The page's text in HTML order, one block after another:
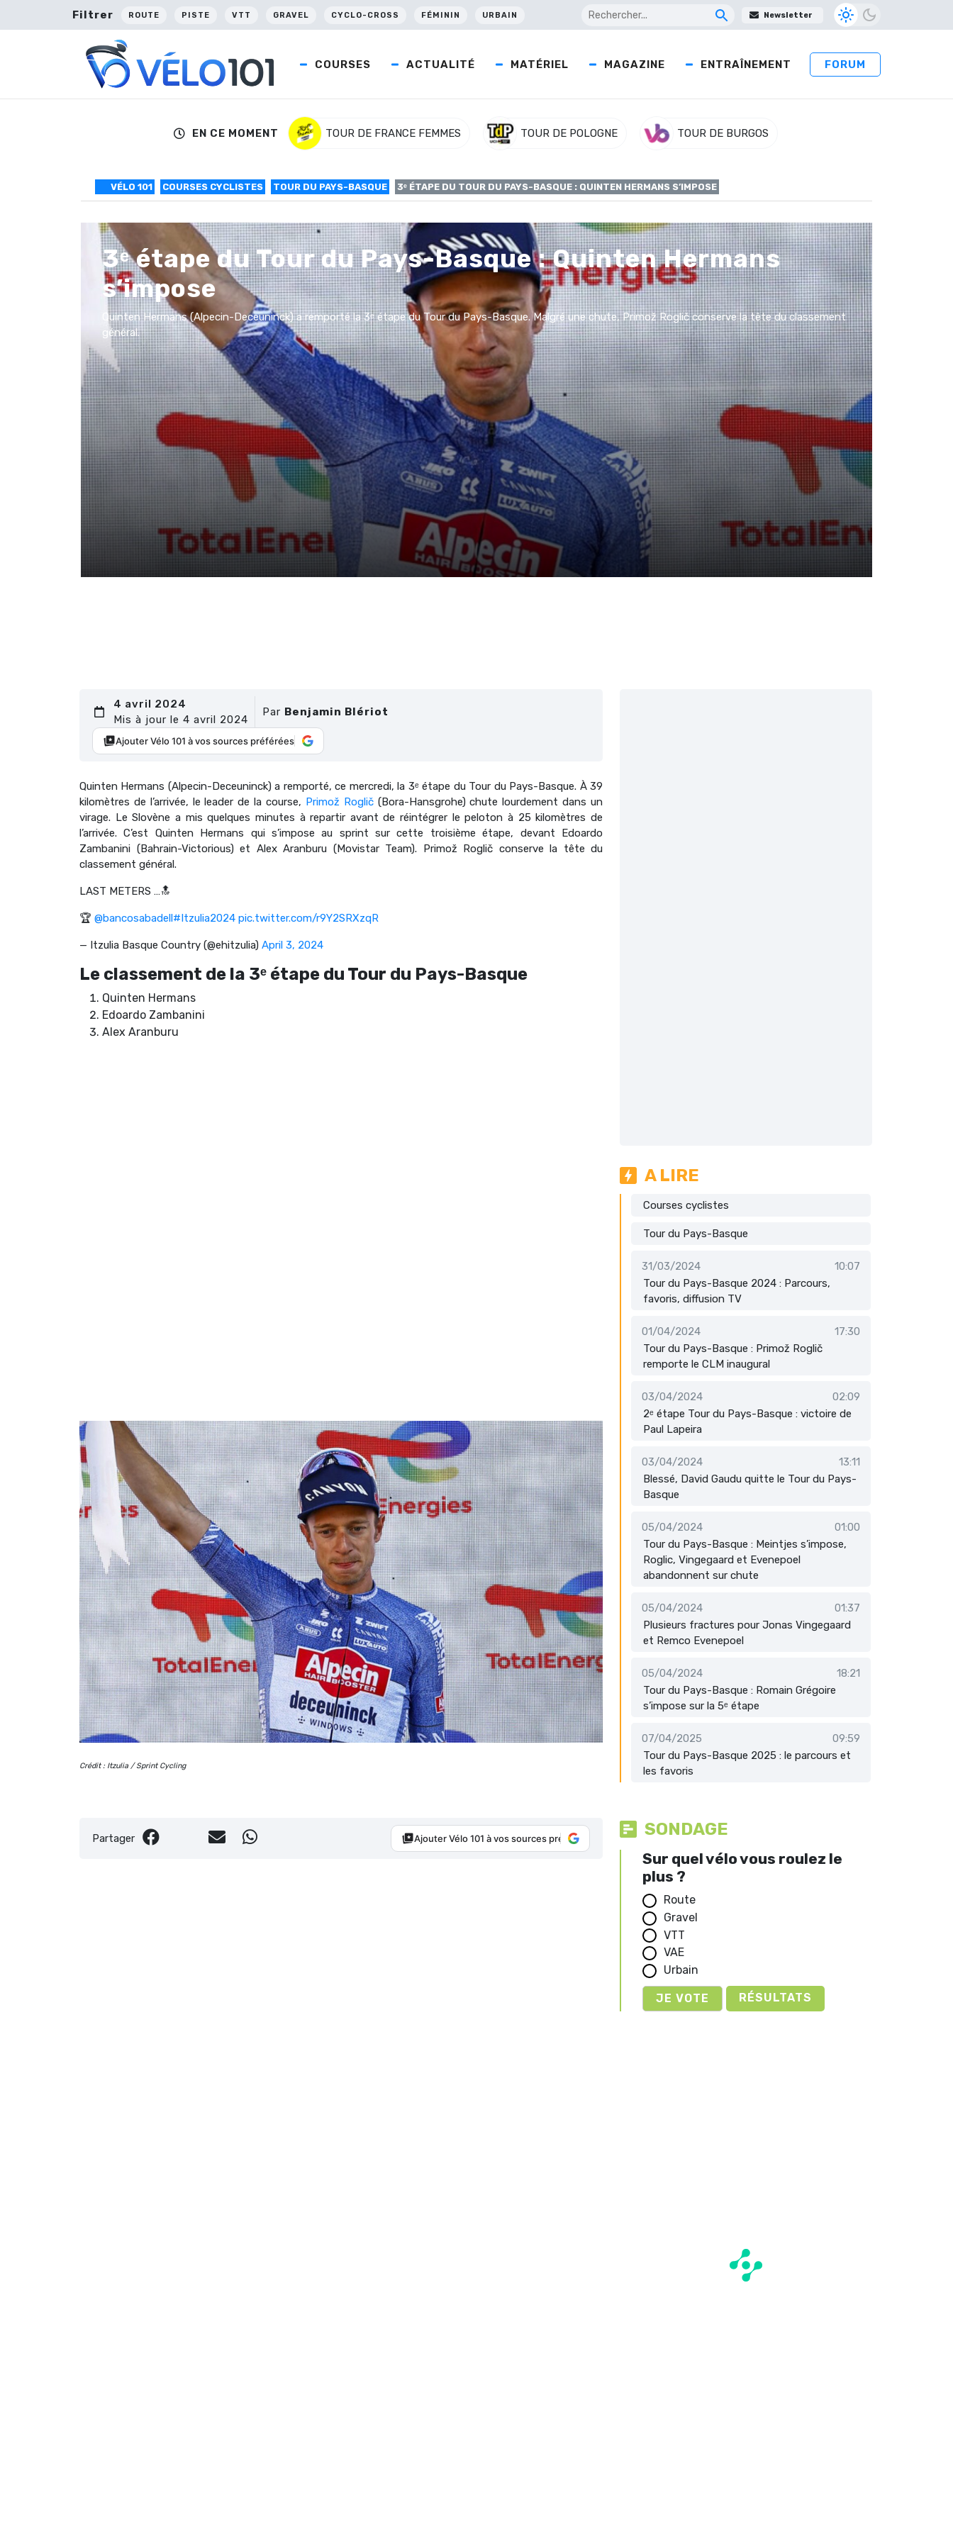
Filtrer ROUTE PISTE VTT GRAVEL CYCLO-CROSS FÉMININ URBAIN Newsletter
COURSES ACTUALITÉ MATÉRIEL MAGAZINE ENTRAÎNEMENT FORUM
EN CE MOMENT TOUR DE FRANCE FEMMES TOUR DE POLOGNE TOUR DE BURGOS
VÉLO 101 COURSES CYCLISTES TOUR DU PAYS-BASQUE 3ᵉ ÉTAPE DU TOUR DU PAYS-BASQUE : QUINTEN HERMANS S’IMPOSE
3ᵉ étape du Tour du Pays-Basque : Quinten Hermans
s’impose
Quinten Hermans (Alpecin-Deceuninck) a remporté la 3ᵉ étape du Tour du Pays-Basque. Malgré une chute, Primož Roglič conserve la tête du classement
général.
4 avril 2024
Mis à jour le 4 avril 2024
Par Benjamin Blériot
Ajouter Vélo 101 à vos sources préférées
Quinten Hermans (Alpecin-Deceuninck) a remporté, ce mercredi, la 3ᵉ étape du Tour du Pays-Basque. À 39
kilomètres de l’arrivée, le leader de la course, Primož Roglič(Bora-Hansgrohe) chute lourdement dans un
virage. Le Slovène a mis quelques minutes à repartir avant de réintégrer le peloton à 25 kilomètres de
l’arrivée. C’est Quinten Hermans qui s’impose au sprint sur cette troisième étape, devant Edoardo
Zambanini (Bahrain-Victorious) et Alex Aranburu (Movistar Team). Primož Roglič conserve la tête du
classement général.
LAST METERS …🔝
🏆 @bancosabadell #Itzulia2024 pic.twitter.com/r9Y2SRXzqR
— Itzulia Basque Country (@ehitzulia) April 3, 2024
Le classement de la 3ᵉ étape du Tour du Pays-Basque
Quinten Hermans
Edoardo Zambanini
Alex Aranburu
Crédit : Itzulia / Sprint Cycling
Partager Ajouter Vélo 101 à vos sources préférées
A LIRE
Courses cyclistes
Tour du Pays-Basque
31/03/2024
10:07
Tour du Pays-Basque 2024 : Parcours,
favoris, diffusion TV
01/04/2024
17:30
Tour du Pays-Basque : Primož Roglič
remporte le CLM inaugural
03/04/2024
02:09
2ᵉ étape Tour du Pays-Basque : victoire de
Paul Lapeira
03/04/2024
13:11
Blessé, David Gaudu quitte le Tour du Pays-
Basque
05/04/2024
01:00
Tour du Pays-Basque : Meintjes s’impose,
Roglic, Vingegaard et Evenepoel
abandonnent sur chute
05/04/2024
01:37
Plusieurs fractures pour Jonas Vingegaard
et Remco Evenepoel
05/04/2024
18:21
Tour du Pays-Basque : Romain Grégoire
s’impose sur la 5ᵉ étape
07/04/2025
09:59
Tour du Pays-Basque 2025 : le parcours et
les favoris
SONDAGE
Sur quel vélo vous roulez le
plus ?
Route
Gravel
VTT
VAE
Urbain
RÉSULTATS